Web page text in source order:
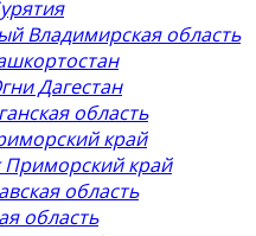
Владимирская область
Дагестан
область
край
Приморский край
область
область